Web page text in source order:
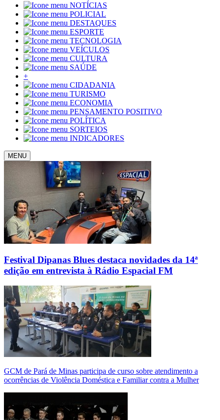
NOTÍCIAS
POLICIAL
DESTAQUES
ESPORTE
TECNOLOGIA
VEÍCULOS
CULTURA
SAÚDE
+
CIDADANIA
TURISMO
ECONOMIA
PENSAMENTO POSITIVO
POLÍTICA
SORTEIOS
INDICADORES
MENU
Festival Dipanas Blues destaca novidades da 14ª
edição em entrevista à Rádio Espacial FM
GCM de Pará de Minas participa de curso sobre atendimento a
ocorrências de Violência Doméstica e Familiar contra a Mulher